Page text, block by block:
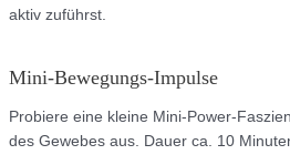
aktiv zuführst.
Mini-Bewegungs-Impulse
Probiere eine kleine Mini-Power-
des Gewebes aus. Dauer ca. 10